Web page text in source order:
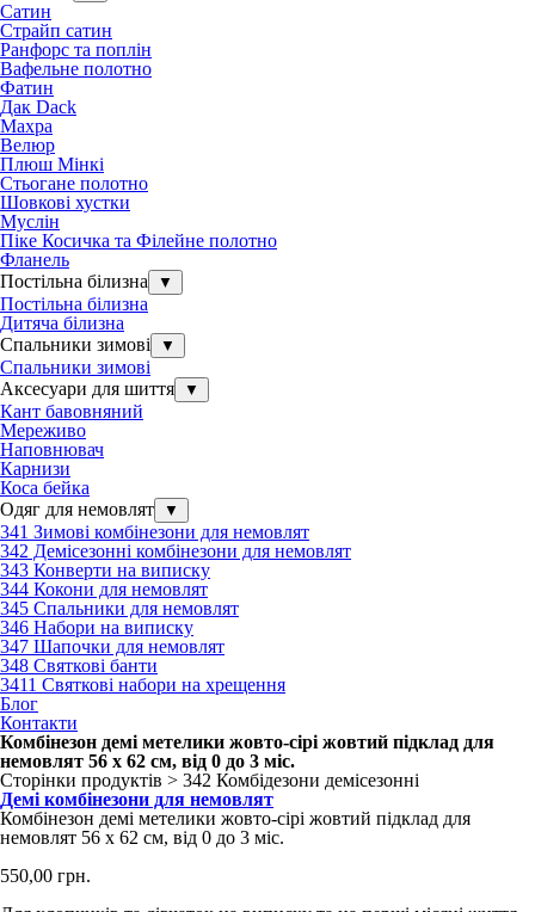
Сатин
Страйп сатин
Ранфорс та поплін
Вафельне полотно
Фатин
Дак Dack
Махра
Велюр
Плюш Мінкі
Стьогане полотно
Шовкові хустки
Муслін
Піке Косичка та Філейне полотно
Фланель
Постільна білизна
▼
Постільна білизна
Дитяча білизна
Спальники зимові
▼
Спальники зимові
Аксесуари для шиття
▼
Кант бавовняний
Мереживо
Наповнювач
Карнизи
Коса бейка
Одяг для немовлят
▼
341 Зимові комбінезони для немовлят
342 Демісезонні комбінезони для немовлят
343 Конверти на виписку
344 Кокони для немовлят
345 Спальники для немовлят
346 Набори на виписку
347 Шапочки для немовлят
348 Святкові банти
3411 Святкові набори на хрещення
Блог
Контакти
Комбінезон демі метелики жовто-сірі жовтий підклад для
немовлят 56 х 62 см, від 0 до 3 міс.
Сторінки продуктів > 342 Комбідезони демісезонні
Демі комбінезони для немовлят
Комбінезон демі метелики жовто-сірі жовтий підклад для
немовлят 56 х 62 см, від 0 до 3 міс.
550,00 грн.